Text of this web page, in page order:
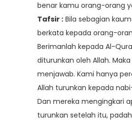
benar kamu orang-orang
Tafsir : Bila sebagian
berkata kepada orang-
Berimanlah kepada Al-
diturunkan oleh Allah.
menjawab. Kami hanya
Allah turunkan kepada
Dan mereka mengingkari
turunkan setelah itu,